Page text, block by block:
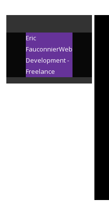
Eric
FauconnierWeb
Development -
Freelance